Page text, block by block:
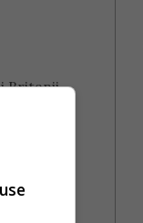
Britanii,